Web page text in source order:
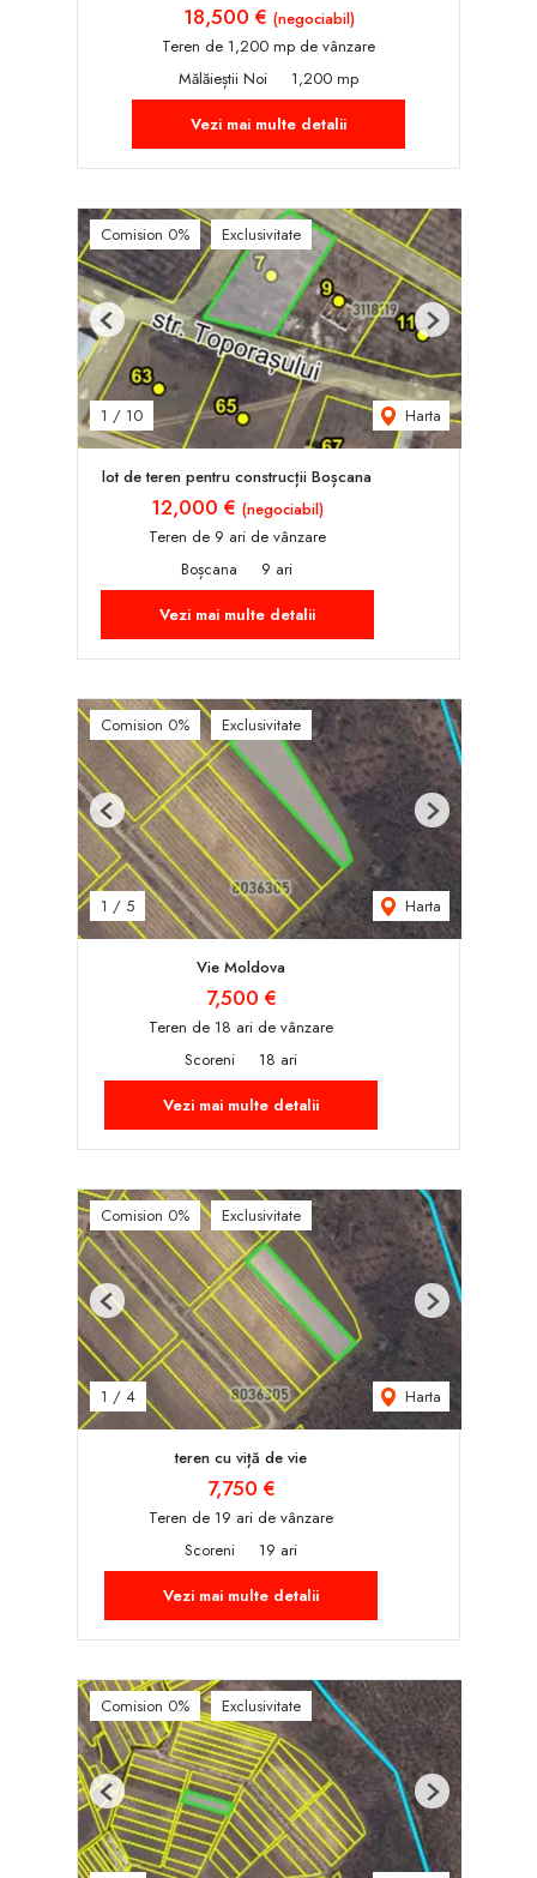
18,500 € (negociabil)
Teren de 1,200 mp de vânzare
Mălăieștii Noi
1,200 mp
Vezi mai multe detalii
Comision 0% Exclusivitate
1 / 10 Harta
Previous Next
lot de teren pentru construcții Boșcana
12,000 € (negociabil)
Teren de 9 ari de vânzare
Boșcana
9 ari
Vezi mai multe detalii
Comision 0% Exclusivitate
1 / 5 Harta
Previous Next
Vie Moldova
7,500 €
Teren de 18 ari de vânzare
Scoreni
18 ari
Vezi mai multe detalii
Comision 0% Exclusivitate
1 / 4 Harta
Previous Next
teren cu viță de vie
7,750 €
Teren de 19 ari de vânzare
Scoreni
19 ari
Vezi mai multe detalii
Comision 0% Exclusivitate
Previous Next